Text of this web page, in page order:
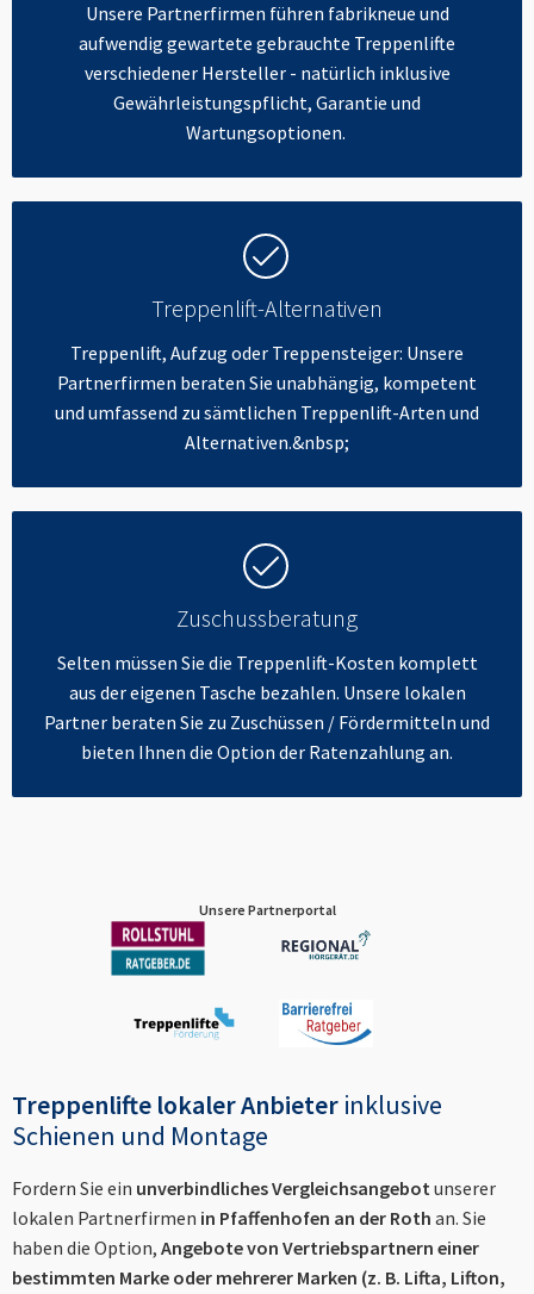
Unsere Partnerfirmen führen fabrikneue und
aufwendig gewartete gebrauchte Treppenlifte
verschiedener Hersteller - natürlich inklusive
Gewährleistungspflicht, Garantie und
Wartungsoptionen.
Treppenlift-Alternativen
Treppenlift, Aufzug oder Treppensteiger: Unsere
Partnerfirmen beraten Sie unabhängig, kompetent
und umfassend zu sämtlichen Treppenlift-Arten und
Alternativen.&nbsp;
Zuschussberatung
Selten müssen Sie die Treppenlift-Kosten komplett
aus der eigenen Tasche bezahlen. Unsere lokalen
Partner beraten Sie zu Zuschüssen / Fördermitteln und
bieten Ihnen die Option der Ratenzahlung an.
Unsere Partnerportal
Treppenlifte lokaler Anbieter inklusive
Schienen und Montage
Fordern Sie ein unverbindliches Vergleichsangebotunserer
lokalen Partnerfirmen in Pfaffenhofen an der Roth an. Sie
haben die Option, Angebote von Vertriebspartnern einer
bestimmten Marke oder mehrerer Marken (z. B. Lifta, Lifton,